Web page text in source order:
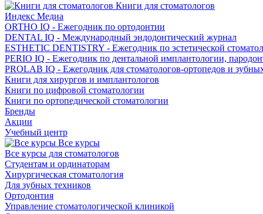
Книги для стоматологов
Индекс Медиа
ORTHO IQ - Ежегодник по ортодонтии
DENTAL IQ - Международный эндодонтический журнал
ESTHETIC DENTISTRY - Ежегодник по эстетической
PERIO IQ - Ежегодник по дентальной имплантологии,
PROLAB IQ - Ежегодник для стоматологов-ортопедов и
Книги для хирургов и имплантологов
Книги по цифровой стоматологии
Книги по ортопедической стоматологии
Бренды
Акции
Учебный центр
Все курсы
Все курсы для стоматологов
Студентам и ординаторам
Хирургическая стоматология
Для зубных техников
Ортодонтия
Управление стоматологической клиникой